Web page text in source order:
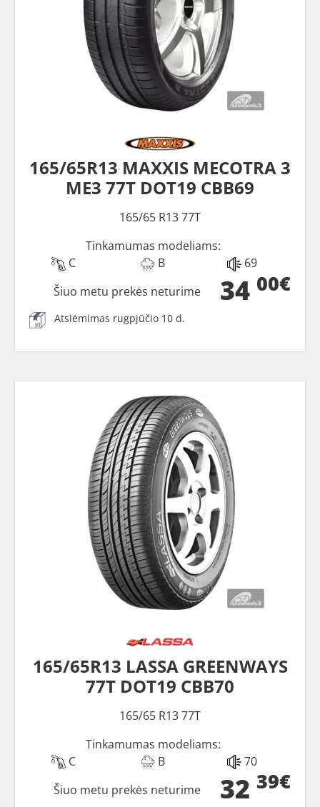
165/65R13 MAXXIS MECOTRA 3
ME3 77T DOT19 CBB69
165/65 R13 77T
Tinkamumas modeliams:
C
B 69
34 00€
Šiuo metu prekės neturime
Atsiėmimas rugpjūčio 10 d.
165/65R13 LASSA GREENWAYS
77T DOT19 CBB70
165/65 R13 77T
Tinkamumas modeliams:
C
B 70
32 39€
Šiuo metu prekės neturime